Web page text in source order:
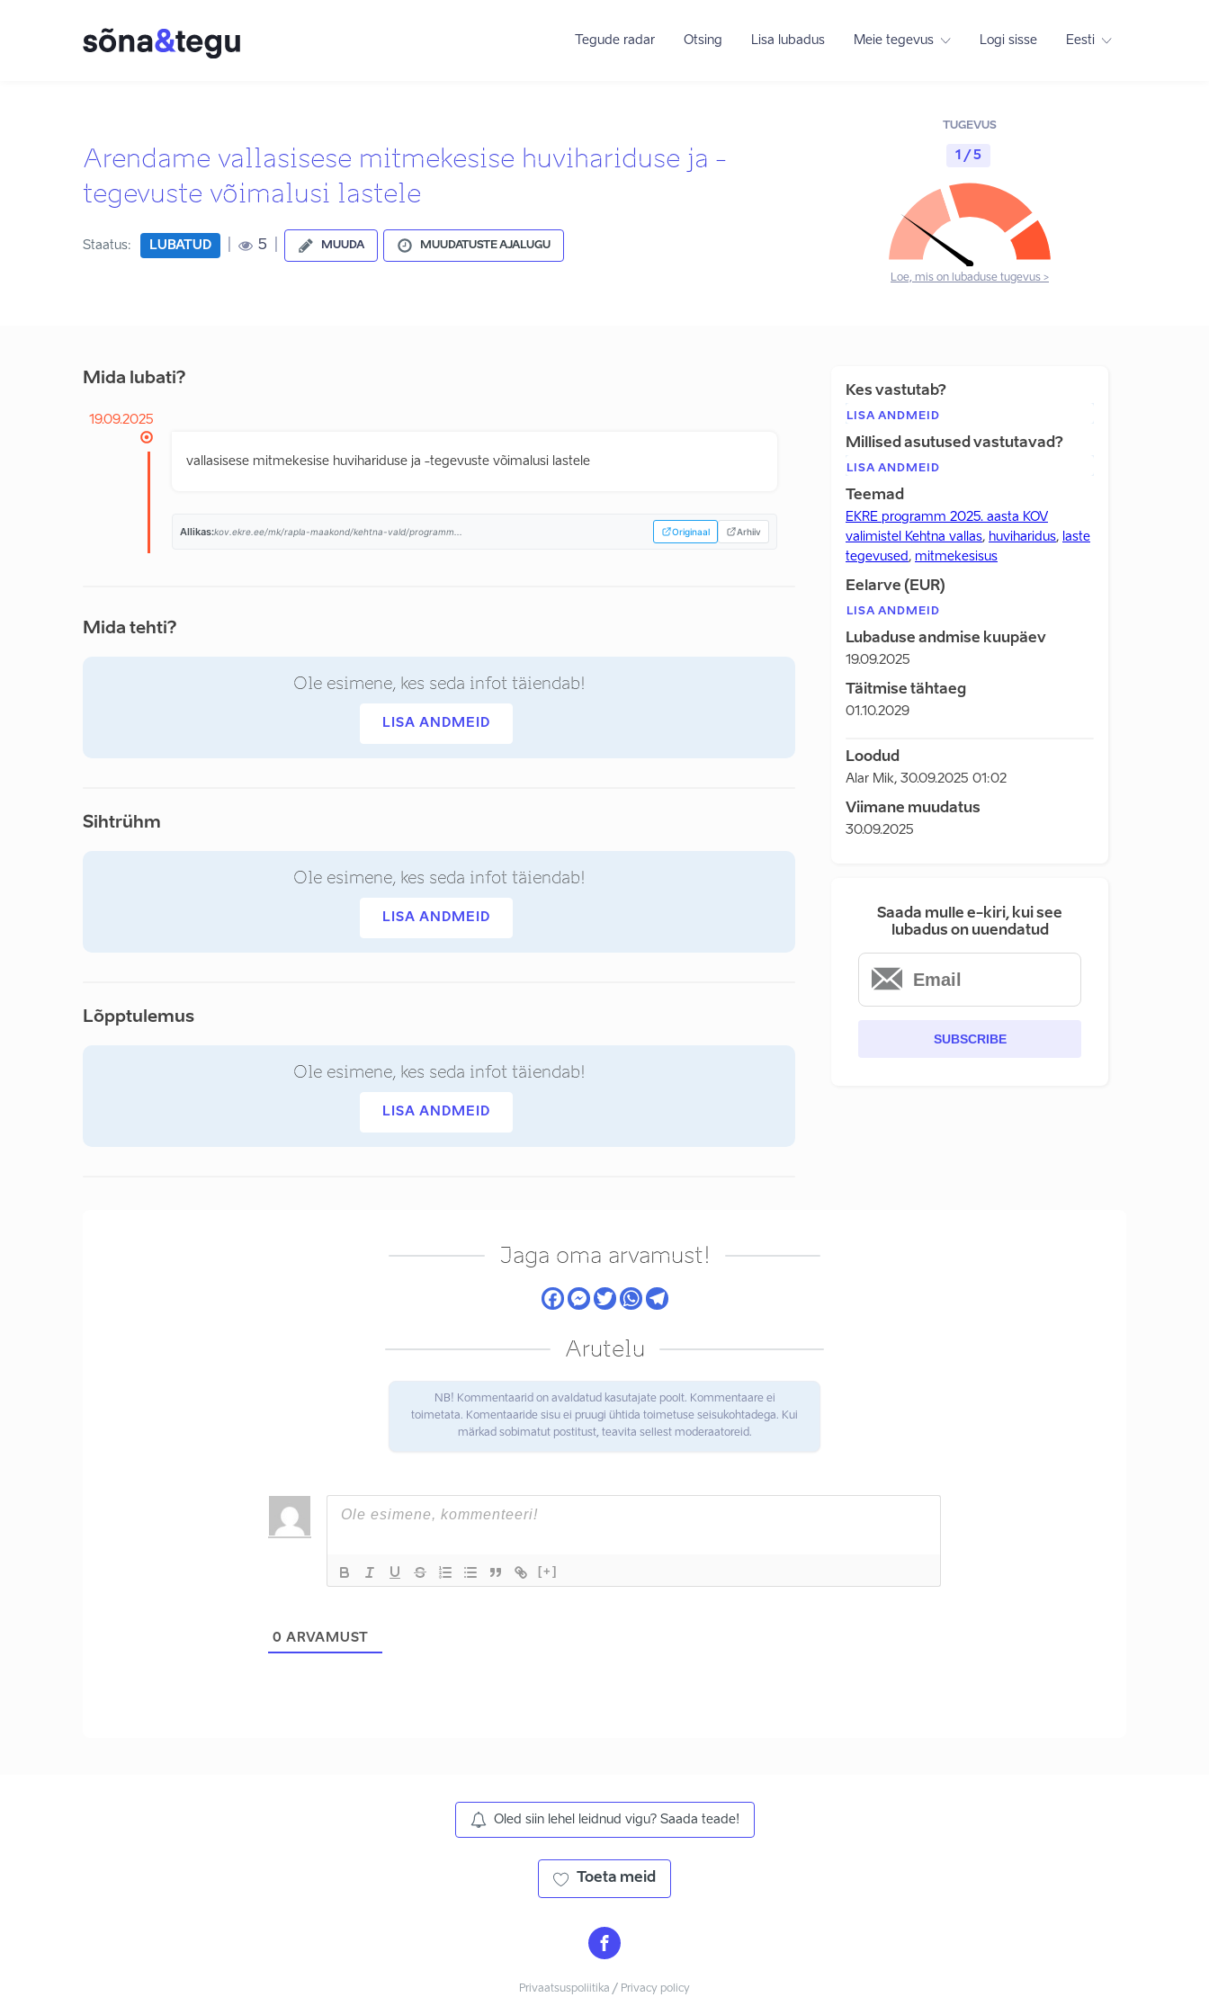
Tegude radar Otsing Lisa lubadus Meie tegevus Logi sisse Eesti
Arendame vallasisese mitmekesise huvihariduse ja -
tegevuste võimalusi lastele
Staatus: LUBATUD 5 MUUDA MUUDATUSTE AJALUGU
TUGEVUS
1 / 5
Loe, mis on lubaduse tugevus >
Mida lubati?
19.09.2025
vallasisese mitmekesise huvihariduse ja -tegevuste võimalusi lastele
Allikas:kov.ekre.ee/mk/rapla-maakond/kehtna-vald/programm... Originaal Arhiiv
Mida tehti?
Ole esimene, kes seda infot täiendab!
LISA ANDMEID
Sihtrühm
Ole esimene, kes seda infot täiendab!
LISA ANDMEID
Lõpptulemus
Ole esimene, kes seda infot täiendab!
LISA ANDMEID
Kes vastutab?
LISA ANDMEID
Millised asutused vastutavad?
LISA ANDMEID
Teemad
EKRE programm 2025. aasta KOV
valimistel Kehtna vallas, huviharidus, laste
tegevused , mitmekesisus
Eelarve (EUR)
LISA ANDMEID
Lubaduse andmise kuupäev
19.09.2025
Täitmise tähtaeg
01.10.2029
Loodud
Alar Mik, 30.09.2025 01:02
Viimane muudatus
30.09.2025
Saada mulle e-kiri, kui see
lubadus on uuendatud
SUBSCRIBE
Jaga oma arvamust!
Arutelu
NB! Kommentaarid on avaldatud kasutajate poolt. Kommentaare ei
toimetata. Komentaaride sisu ei pruugi ühtida toimetuse seisukohtadega. Kui
märkad sobimatut postitust, teavita sellest moderaatoreid.
[+]
0 ARVAMUST
Oled siin lehel leidnud vigu? Saada teade!
Toeta meid
Privaatsuspoliitika / Privacy policy